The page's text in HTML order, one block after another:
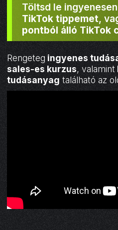
Töltsd le
TikTok tippemet,
pontból álló TikTok
Rengeteg ingyenes
sales-es kurzus, valamint
tudásanyag található az